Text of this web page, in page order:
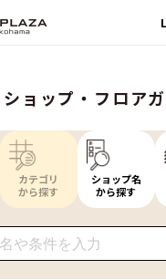
ショップ・フロア
カテゴリ
から探す
ショップ名
から探す